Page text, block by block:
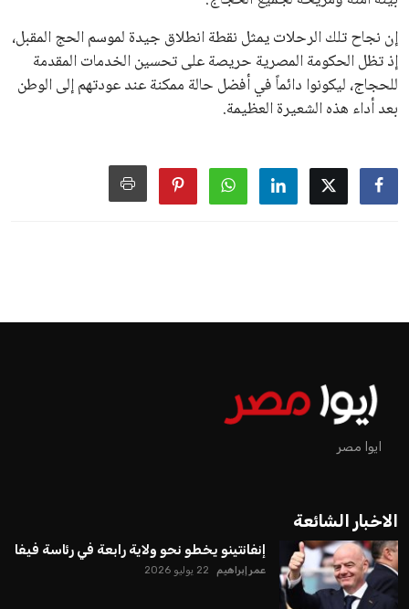
إن نجاح تلك الرحلات يمثل نقطة انطلاق جيدة لموسم الحج المقبل،
إذ تظل الحكومة المصرية حريصة على تحسين الخدمات المقدمة
للحجاج، ليكونوا دائماً في أفضل حالة ممكنة عند عودتهم إلى الوطن
بعد أداء هذه الشعيرة العظيمة.
ايوا مصر
الاخبار الشائعة
إنفانتينو يخطو نحو ولاية رابعة في رئاسة فيفا
عمر إبراهيم 22 يوليو 2026